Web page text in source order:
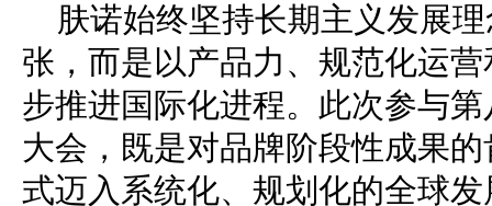
肤诺始终坚持长期主义发展
张，而是以产品力、规范化运
步推进国际化进程。此次参与
大会，既是对品牌阶段性成果
式迈入系统化、规划化的全球